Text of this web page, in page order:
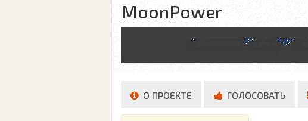
MoonPower
О ПРОЕКТЕ ГОЛОСОВАТЬ